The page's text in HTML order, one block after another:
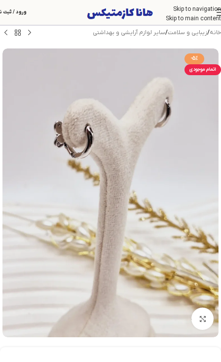
Skip to navigation
Skip to main content
ورود / ثبت
خانه/زیبایی و سلامت/سایر لوازم آرایشی و بهداشتی
-5%
اتمام موجودی
بزرگنمایی تصویر